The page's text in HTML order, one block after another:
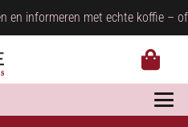
en informeren met echte koffie –